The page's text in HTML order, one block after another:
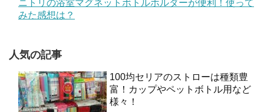
ニトリの浴室マグネットボトルホルダーが便利！使って
みた感想は？
人気の記事
100均セリアのストローは種類豊
富！カップやペットボトル用など
様々！